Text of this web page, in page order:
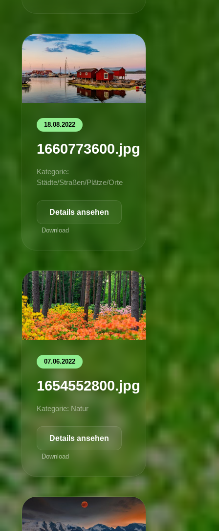
18.08.2022
1660773600.jpg
Kategorie:
Städte/Straßen/Plätze/Orte
Details ansehen
Download
07.06.2022
1654552800.jpg
Kategorie: Natur
Details ansehen
Download